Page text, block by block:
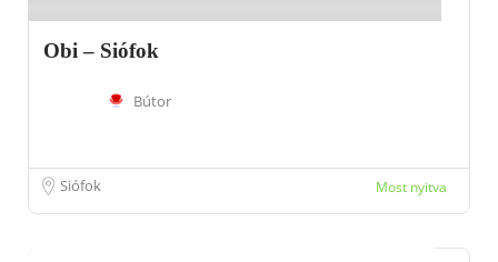
Obi – Siófok
Bútor
Siófok Most nyitva